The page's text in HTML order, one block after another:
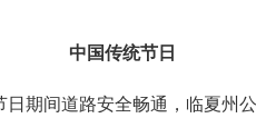
中国传统节日
期间道路安全畅通，临夏州